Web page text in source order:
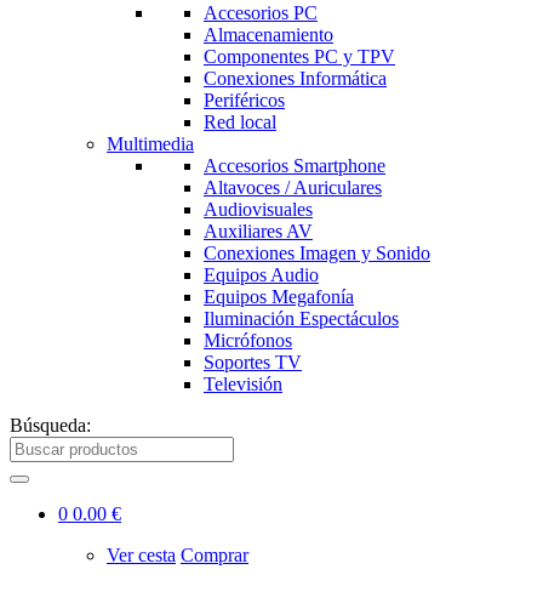
Accesorios PC
Almacenamiento
Componentes PC y TPV
Conexiones Informática
Periféricos
Red local
Multimedia
Accesorios Smartphone
Altavoces / Auriculares
Audiovisuales
Auxiliares AV
Conexiones Imagen y Sonido
Equipos Audio
Equipos Megafonía
Iluminación Espectáculos
Micrófonos
Soportes TV
Televisión
Búsqueda:
0 0.00 €
Ver cesta Comprar